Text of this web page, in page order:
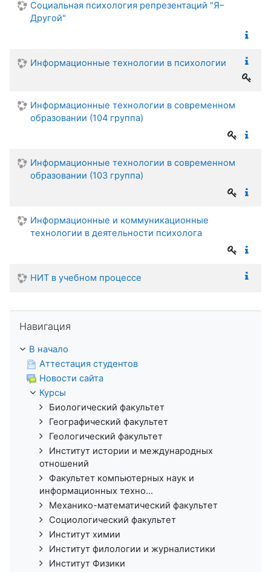
Социальная психология репрезентаций "Я–
Другой"
Информационные технологии в психологии
Информационные технологии в современном
образовании (104 группа)
Информационные технологии в современном
образовании (103 группа)
Информационные и коммуникационные
технологии в деятельности психолога
НИТ в учебном процессе
Навигация
В начало
Аттестация студентов
Новости сайта
Курсы
Биологический факультет
Географический факультет
Геологический факультет
Институт истории и международных
отношений
Факультет компьютерных наук и
информационных техно...
Механико-математический факультет
Социологический факультет
Институт химии
Институт филологии и журналистики
Институт Физики